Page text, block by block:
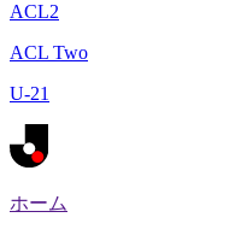
ACL2
ACL Two
U-21
ホーム